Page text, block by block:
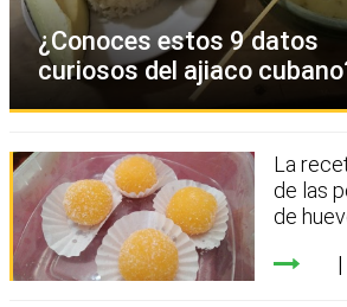
¿Conoces estos 9 datos
curiosos del ajiaco
La
de las
de